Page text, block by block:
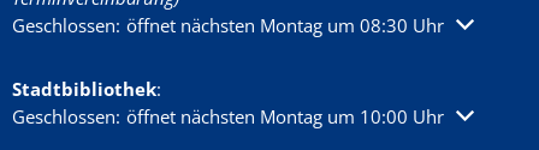
Klicken, um weitere Öffnungs- oder Schließzeiten auszublenden
Geschlossen: öffnet nächsten Montag um 08:30 Uhr
Stadtbibliothek:
Klicken, um weitere Öffnungs- oder Schließzeiten auszublenden
Geschlossen: öffnet nächsten Montag um 10:00 Uhr